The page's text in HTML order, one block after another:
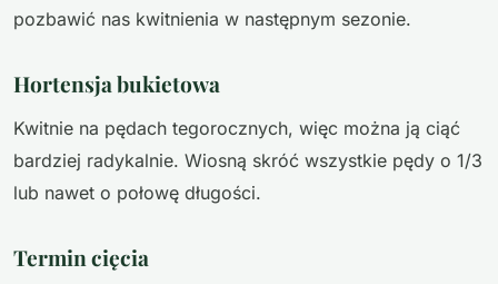
pozbawić nas kwitnienia w następnym sezonie.
Hortensja bukietowa
Kwitnie na pędach tegorocznych, więc można ją ciąć
bardziej radykalnie. Wiosną skróć wszystkie pędy o 1/3
lub nawet o połowę długości.
Termin cięcia